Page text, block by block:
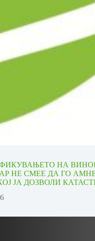
НА
НЕ СМЕЕ ДА ГО
ЈА ДОЗВОЛИ